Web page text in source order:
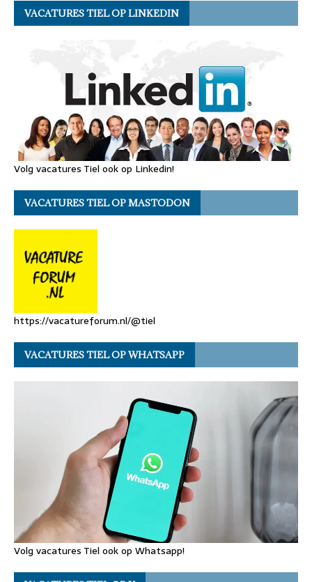
VACATURES TIEL OP LINKEDIN
Volg vacatures Tiel ook op Linkedin!
VACATURES TIEL OP MASTODON
https://vacatureforum.nl/@tiel
VACATURES TIEL OP WHATSAPP
Volg vacatures Tiel ook op Whatsapp!